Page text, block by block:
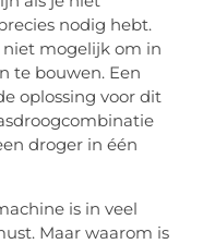
nodig hebt.
niet mogelijk om in
te bouwen. Een
oplossing voor dit
droger in één
is in veel
Maar waarom is